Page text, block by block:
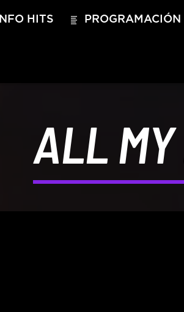
INFO HITS PROGRAMACIÓN
ALL